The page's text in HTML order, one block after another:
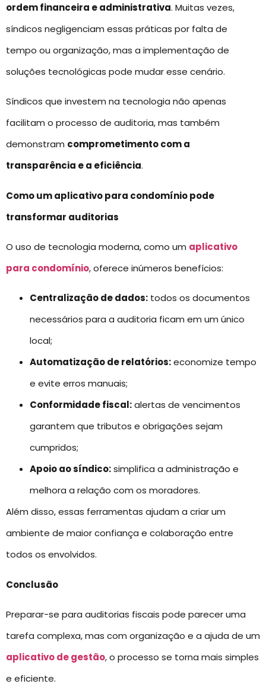
ordem financeira e administrativa. Muitas vezes,
síndicos negligenciam essas práticas por falta de
tempo ou organização, mas a implementação de
soluções tecnológicas pode mudar esse cenário.
Síndicos que investem na tecnologia não apenas
facilitam o processo de auditoria, mas também
demonstram comprometimento com a
transparência e a eficiência.
Como um aplicativo para condomínio pode
transformar auditorias
O uso de tecnologia moderna, como um aplicativo
para condomínio, oferece inúmeros benefícios:
Centralização de dados: todos os documentos
necessários para a auditoria ficam em um único
local;
Automatização de relatórios:economize tempo
e evite erros manuais;
Conformidade fiscal:alertas de vencimentos
garantem que tributos e obrigações sejam
cumpridos;
Apoio ao síndico:simplifica a administração e
melhora a relação com os moradores.
Além disso, essas ferramentas ajudam a criar um
ambiente de maior confiança e colaboração entre
todos os envolvidos.
Conclusão
Preparar-se para auditorias fiscais pode parecer uma
tarefa complexa, mas com organização e a ajuda de um
aplicativo de gestão, o processo se torna mais simples
e eficiente.